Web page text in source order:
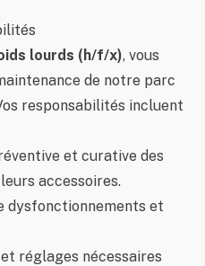
lourds (h/f/x), vous
de notre parc
responsabilités incluent
et curative des
accessoires.
dysfonctionnements et
réglages nécessaires